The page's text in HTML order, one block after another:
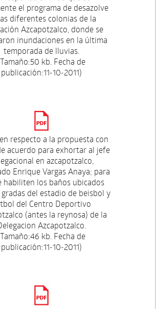
el programa de desazolve
diferentes colonias de la
Azcapotzalco, donde se
inundaciones en la última
temporada de lluvias.
kb. Fecha de
publicación:11-10-2011)
respecto a la propuesta con
acuerdo para exhortar al jefe
en azcapotzalco,
Enrique Vargas Anaya; para
habiliten los baños ubicados
del estadio de beisbol y
del Centro Deportivo
(antes la reynosa) de la
Azcapotzalco.
kb. Fecha de
publicación:11-10-2011)